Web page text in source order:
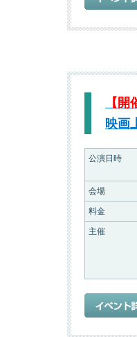
【開
映画
公演日時
会場
料金
主催